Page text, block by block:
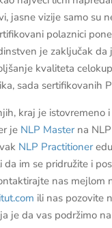
jasne vizije samo su
polaznici
je zaključak da
kvaliteta
sada sertifikovanih
kraj je istovremeno
je NLP Masterna
NLP Practitioner
da im se pridružite i
nas mejlom
ili nas pozovite
je da vas podržimo